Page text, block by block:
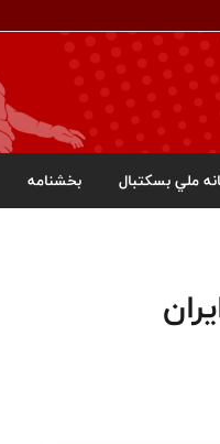
ملي بسکتبال بخشنامه